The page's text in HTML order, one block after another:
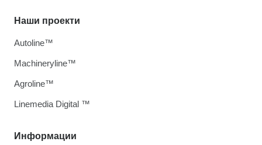
Информации
Наши проекти
Autoline™
Machineryline™
Agroline™
Linemedia Digital ™